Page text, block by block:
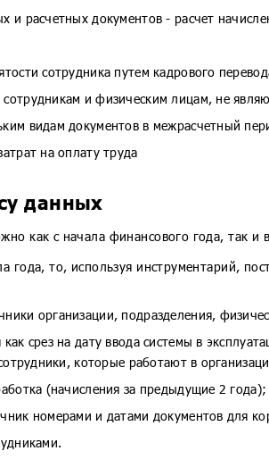
и расчетных документов - расчет
сотрудника путем кадрового
и физическим лицам, не
видам документов в межрасчетный
на оплату труда
данных
как с начала финансового года, так и
года, то, используя инструментарий,
организации, подразделения,
срез на дату ввода системы в
которые работают в
(начисления за предыдущие 2 года);
номерами и датами документов для